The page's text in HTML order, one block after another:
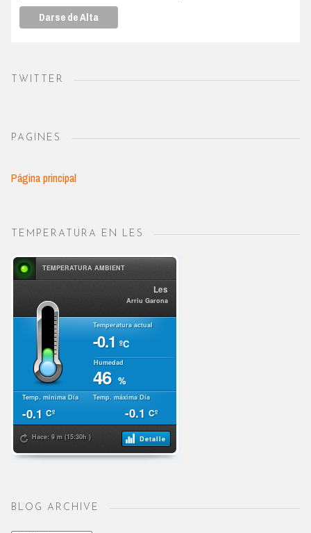
TWITTER
PAGINES
Página principal
TEMPERATURA EN LES
BLOG ARCHIVE